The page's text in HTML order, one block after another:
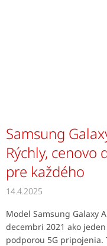
Samsung
Rýchly, cenovo
pre každého
14.4.2025
Model Samsung Galaxy
decembri 2021 ako
podporou 5G